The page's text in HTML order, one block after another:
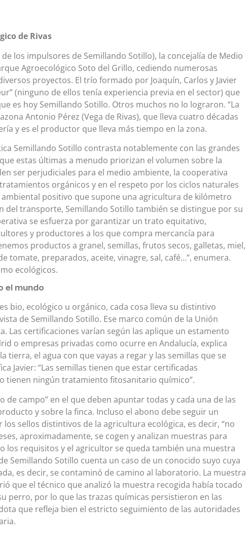
de Rivas
de los impulsores de Semillando Sotillo), la concejalía de Medio
Agroecológico Soto del Grillo, cediendo numerosas
proyectos. El trío formado por Joaquín, Carlos y Javier
(ninguno de ellos tenía experiencia previa en el sector) que
es hoy Semillando Sotillo. Otros muchos no lo lograron. “La
Antonio Pérez (Vega de Rivas), que lleva cuatro décadas
y es el productor que lleva más tiempo en la zona.
Semillando Sotillo contrasta notablemente con las grandes
estas últimas a menudo priorizan el volumen sobre la
ser perjudiciales para el medio ambiente, la cooperativa
orgánicos y en el respeto por los ciclos naturales
positivo que supone una agricultura de kilómetro
del transporte, Semillando Sotillo también se distingue por su
se esfuerza por garantizar un trato equitativo,
y productores a los que compra mercancía para
productos a granel, semillas, frutos secos, galletas, miel,
tomate, preparados, aceite, vinagre, sal, café…”, enumera.
ecológicos.
el mundo
bio, ecológico u orgánico, cada cosa lleva su distintivo
de Semillando Sotillo. Ese marco común de la Unión
Las certificaciones varían según las aplique un estamento
o empresas privadas como ocurre en Andalucía, explica
tierra, el agua con que vayas a regar y las semillas que se
Javier: “Las semillas tienen que estar certificadas
tienen ningún tratamiento fitosanitario químico”.
de campo” en el que deben apuntar todas y cada una de las
y sobre la finca. Incluso el abono debe seguir un
sellos distintivos de la agricultura ecológica, es decir, “no
aproximadamente, se cogen y analizan muestras para
los requisitos y el agricultor se queda también una muestra
Semillando Sotillo cuenta un caso de un conocido suyo cuya
es decir, se contaminó de camino al laboratorio. La muestra
que el técnico que analizó la muestra recogida había tocado
perro, por lo que las trazas químicas persistieron en las
que refleja bien el estricto seguimiento de las autoridades